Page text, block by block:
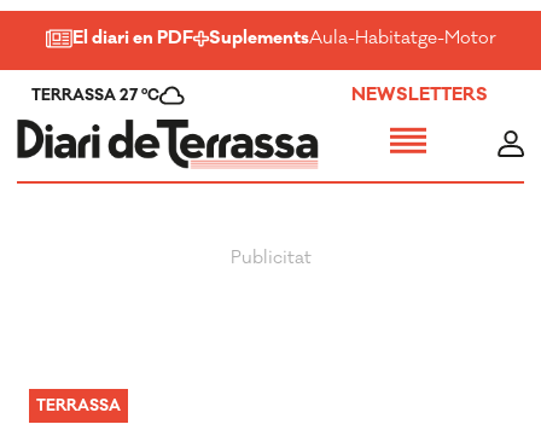
El diari en PDF SuplementsAula-Habitatge-Motor-
TERRASSA 27 ºC NEWSLETTERS
TERRASSA